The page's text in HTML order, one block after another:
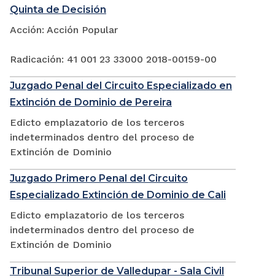
Quinta de Decisión
Acción: Acción Popular
Radicación: 41 001 23 33000 2018-00159-00
Juzgado Penal del Circuito Especializado en
Extinción de Dominio de Pereira
Edicto emplazatorio de los terceros
indeterminados dentro del proceso de
Extinción de Dominio
Juzgado Primero Penal del Circuito
Especializado Extinción de Dominio de Cali
Edicto emplazatorio de los terceros
indeterminados dentro del proceso de
Extinción de Dominio
Tribunal Superior de Valledupar - Sala Civil